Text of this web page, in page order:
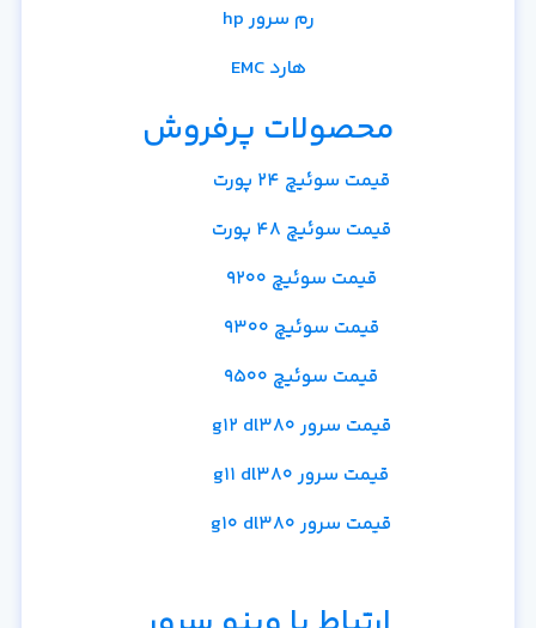
رم سرور hp
هارد EMC
محصولات پرفروش
قیمت سوئیچ 24 پورت
قیمت سوئیچ 48 پورت
قیمت سوئیچ 9200
قیمت سوئیچ 9300
قیمت سوئیچ 9500
قیمت سرور g12 dl380
قیمت سرور g11 dl380
قیمت سرور g10 dl380